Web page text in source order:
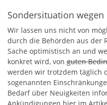
Sondersituation wegen
Wir lassen uns nicht von
durch die Behörden aus der
Sache optimistisch an und
konkret wird, von guten
werden wir trotzdem täglich
sogenannten
Bedarf über Neuigkeiten